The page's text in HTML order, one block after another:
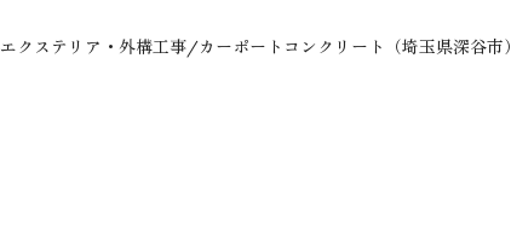
エクステリア・外構工事/カーポートコンクリート（埼玉県深谷市）